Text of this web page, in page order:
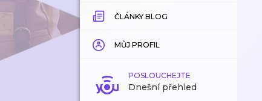
KATALOG
KATEGORIE
ZÁLOŽKY
ČLÁNKY BLOG
MŮJ PROFIL
POSLOUCHEJTE
Dnešní přehled